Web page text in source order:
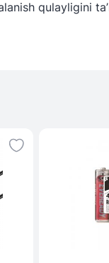
qulayligini